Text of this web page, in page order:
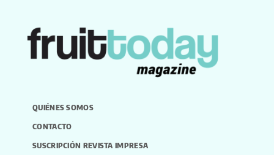
QUIÉNES SOMOS
CONTACTO
SUSCRIPCIÓN REVISTA IMPRESA